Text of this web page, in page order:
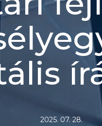
2025. 07. 28.